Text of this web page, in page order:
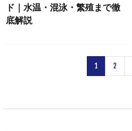
ド｜水温・混泳・繁殖まで徹
底解説
1 2